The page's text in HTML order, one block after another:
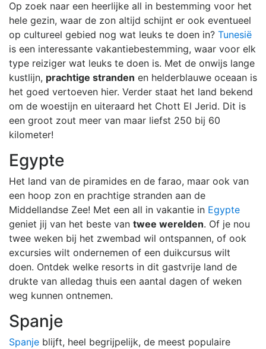
Op zoek naar een heerlijke all in bestemming voor het
hele gezin, waar de zon altijd schijnt er ook eventueel
op cultureel gebied nog wat leuks te doen in? Tunesië
is een interessante vakantiebestemming, waar voor elk
type reiziger wat leuks te doen is. Met de onwijs lange
kustlijn, prachtige stranden en helderblauwe oceaan is
het goed vertoeven hier. Verder staat het land bekend
om de woestijn en uiteraard het Chott El Jerid. Dit is
een groot zout meer van maar liefst 250 bij 60
kilometer!
Egypte
Het land van de piramides en de farao, maar ook van
een hoop zon en prachtige stranden aan de
Middellandse Zee! Met een all in vakantie in Egypte
geniet jij van het beste van twee werelden. Of je nou
twee weken bij het zwembad wil ontspannen, of ook
excursies wilt ondernemen of een duikcursus wilt
doen. Ontdek welke resorts in dit gastvrije land de
drukte van alledag thuis een aantal dagen of weken
weg kunnen ontnemen.
Spanje
Spanje blijft, heel begrijpelijk, de meest populaire